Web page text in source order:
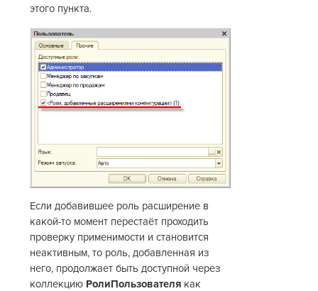
этого пункта.
Если добавившее роль расширение в
какой-то момент перестаёт проходить
проверку применимости и становится
неактивным, то роль, добавленная из
него, продолжает быть доступной через
коллекцию РолиПользователя как